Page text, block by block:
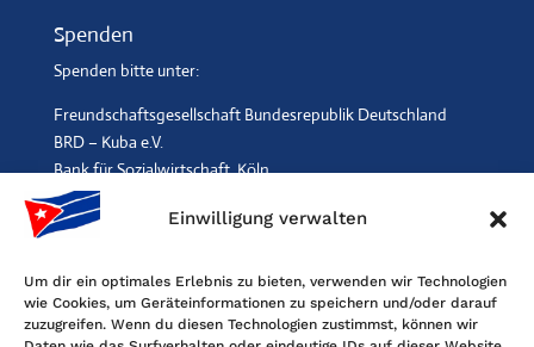
Einwilligung verwalten
Um dir ein optimales Erlebnis zu bieten, verwenden wir Technologien
wie Cookies, um Geräteinformationen zu speichern und/oder darauf
zuzugreifen. Wenn du diesen Technologien zustimmst, können wir
Spenden
Spenden bitte unter:
Freundschaftsgesellschaft Bundesrepublik Deutschland
BRD – Kuba e.V.
Bank für Sozialwirtschaft, Köln
IBAN: DE96 3702 0500 0001 2369 00, BIC: BFSWDE33XXX
Kontakt